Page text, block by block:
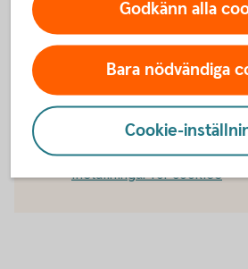
För att se detta innehåll
godkänna cookies för
och statistik.
Inställningar för cookies
Godkänn alla
Bara nödvändiga
Cookie-